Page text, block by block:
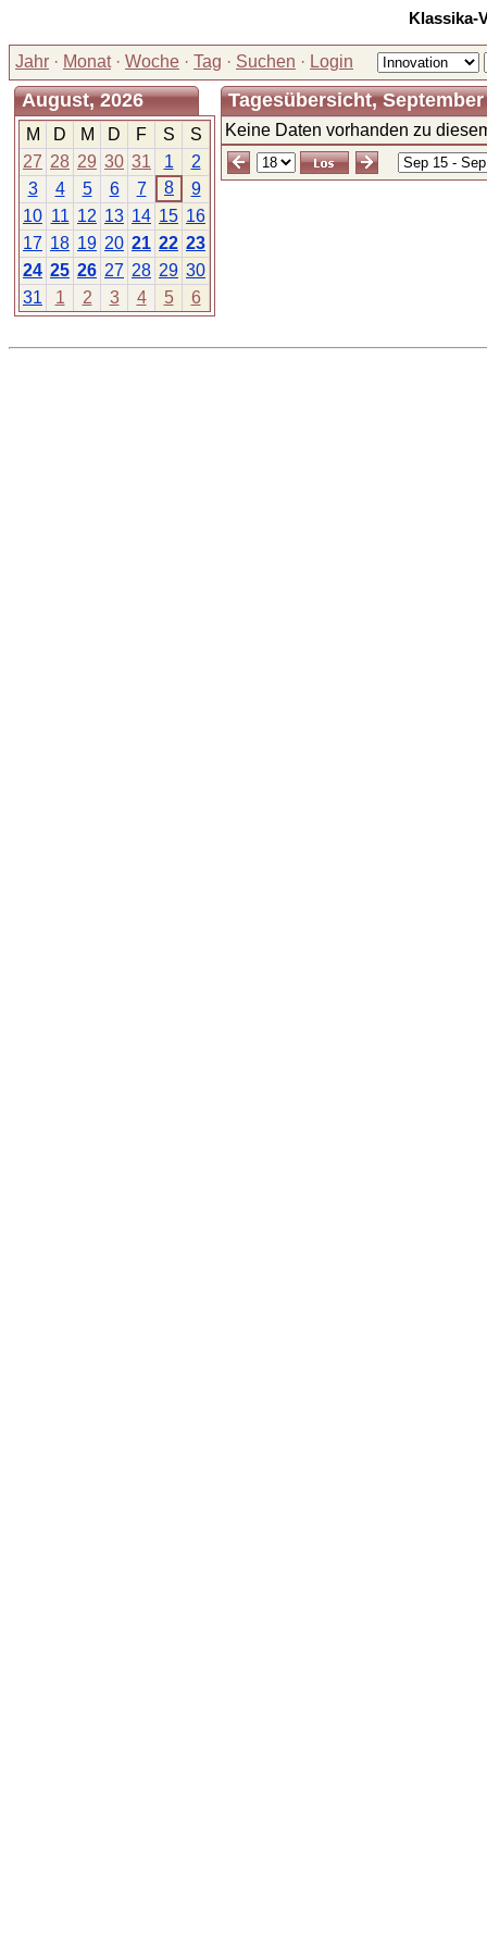
Klassika-
Jahr · Monat· Woche · Tag · Suchen · Login
August, 2026
M D M D F S
S
27 28 29 30 31 1
2
3
4 5 6 7 8
9
10 11 12 13 14 15 16
17 18 19 20 21 22 23
24 25 26 27 28 29 30
31
1 2 3 4 5 6
Tagesübersicht,
Keine Daten vorhanden zu